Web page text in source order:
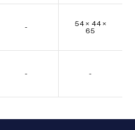
-
54 × 44 ×
65
- -